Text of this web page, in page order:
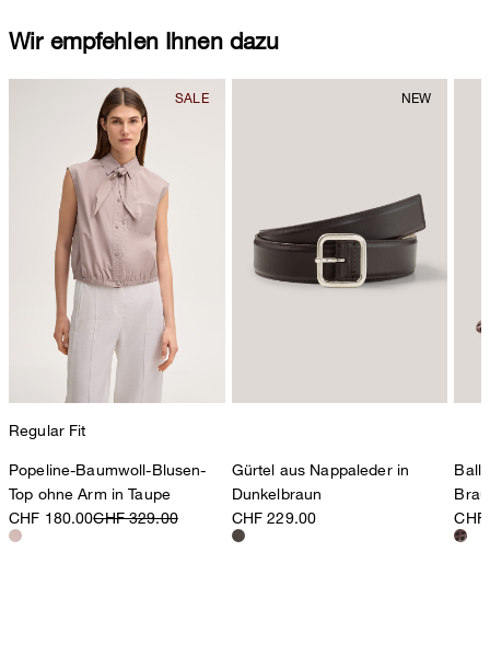
Wir empfehlen Ihnen dazu
Regular Fit
Popeline-Baumwoll-Blusen-
Top ohne Arm in Taupe
CHF 180.00CHF 329.00
Gürtel aus Nappaleder in
Dunkelbraun
CHF 229.00